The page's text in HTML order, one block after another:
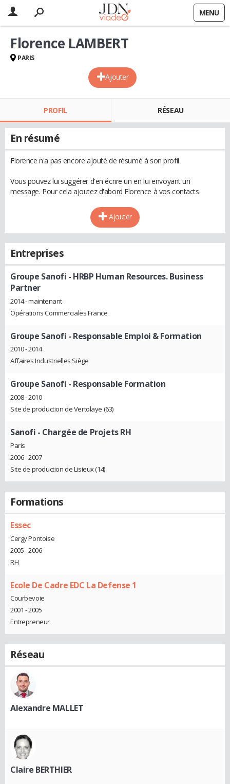
MENU
Ajouter
Florence LAMBERT
PARIS
PROFIL RÉSEAU
En résumé
Florence n'a pas encore ajouté de résumé à son profil.
Vous pouvez lui suggérer d'en écrire un en lui envoyant un
message. Pour cela ajoutez d'abord Florence à vos contacts.
Ajouter
Entreprises
Groupe Sanofi - HRBP Human Resources. Business
Partner
2014 - maintenant
Opérations Commerciales France
Groupe Sanofi - Responsable Emploi & Formation
2010 - 2014
Affaires Industrielles Siège
Groupe Sanofi - Responsable Formation
2008 - 2010
Site de production de Vertolaye (63)
Sanofi - Chargée de Projets RH
Paris
2006 - 2007
Site de production de Lisieux (14)
Formations
Essec
Cergy Pontoise
2005 - 2006
RH
Ecole De Cadre EDC La Defense 1
Courbevoie
2001 - 2005
Entrepreneur
Réseau
Alexandre MALLET
Claire BERTHIER